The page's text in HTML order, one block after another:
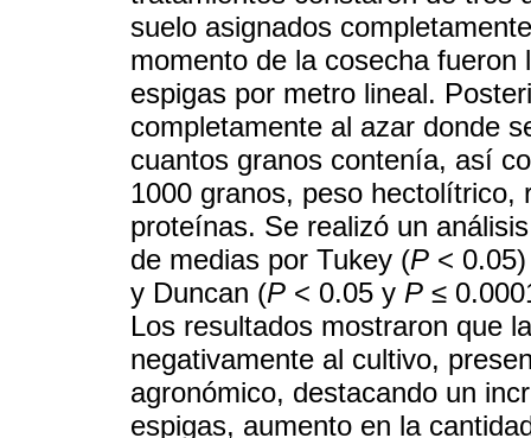
suelo asignados
momento de la cosecha
espigas por metro lineal.
completamente al azar donde
cuantos granos contenía, así
1000 granos, peso hectolítrico,
proteínas. Se realizó un
de medias por Tukey (P <
y Duncan (P < 0.05 y P ≤
Los resultados mostraron que
negativamente al cultivo,
agronómico, destacando un
espigas, aumento en la